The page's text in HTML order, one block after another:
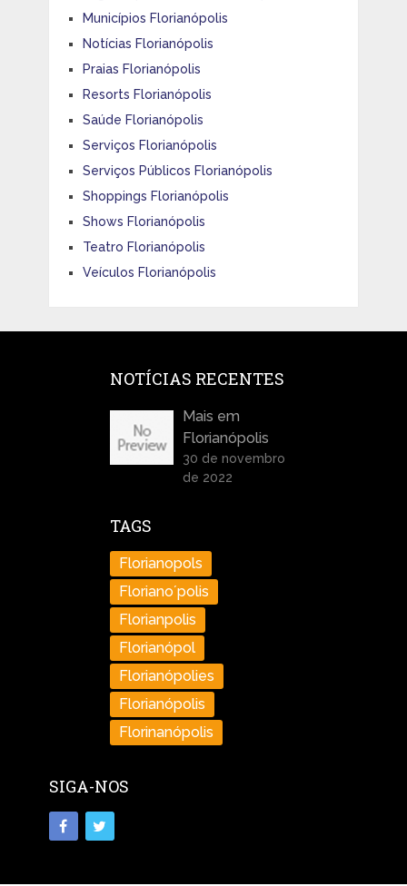
Municípios Florianópolis
Notícias Florianópolis
Praias Florianópolis
Resorts Florianópolis
Saúde Florianópolis
Serviços Florianópolis
Serviços Públicos Florianópolis
Shoppings Florianópolis
Shows Florianópolis
Teatro Florianópolis
Veículos Florianópolis
NOTÍCIAS RECENTES
Mais em
Florianópolis
30 de novembro
de 2022
TAGS
Florianopols
Floriano´polis
Florianpolis
Florianópol
Florianópolies
Florianópolis
Florinanópolis
SIGA-NOS